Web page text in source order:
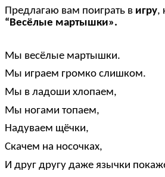
Предлагаю вам поиграть в игру,
“Весёлые мартышки».
Мы весёлые мартышки.
Мы играем громко слишком.
Мы в ладоши хлопаем,
Мы ногами топаем,
Надуваем щёчки,
Скачем на носочках,
И друг другу даже язычки